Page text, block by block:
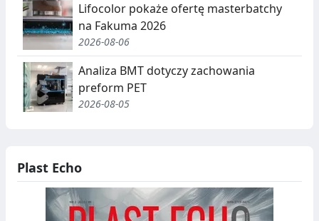
Lifocolor pokaże ofertę masterbatchy
na Fakuma 2026
2026-08-06
Analiza BMT dotyczy zachowania
preform PET
2026-08-05
Plast Echo